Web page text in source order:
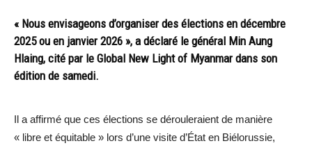
« Nous envisageons d’organiser des élections en décembre
2025 ou en janvier 2026 », a déclaré le général Min Aung
Hlaing, cité par le Global New Light of Myanmar dans son
édition de samedi.
Il a affirmé que ces élections se dérouleraient de manière
« libre et équitable » lors d’une visite d’État en Biélorussie,